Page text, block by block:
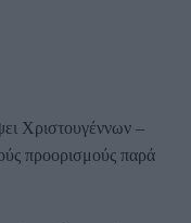
Χριστουγέννων –
προορισμούς παρά